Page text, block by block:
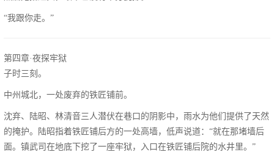
“我跟你走。”
第四章·夜探牢狱
子时三刻。
中州城北，一处废弃的铁匠铺前。
沈弃、陆昭、林清音三人潜伏在巷口的阴影中，雨水为他们提供了天然
的掩护。陆昭指着铁匠铺后方的一处高墙，低声说道：“就在那堵墙后
面。镇武司在地底下挖了一座牢狱，入口在铁匠铺后院的水井里。”